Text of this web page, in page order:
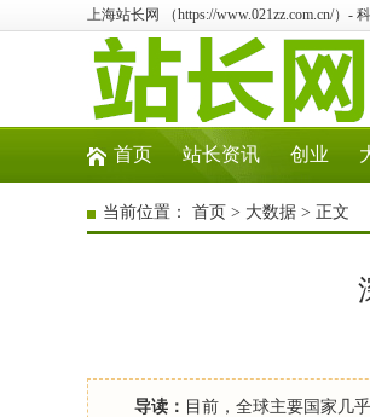
上海站长网 （https://www.021zz.com.cn/）-
首页 站长资讯 创业
当前位置： 首页 > 大数据 > 正文
导读： 目前，全球主要国家几